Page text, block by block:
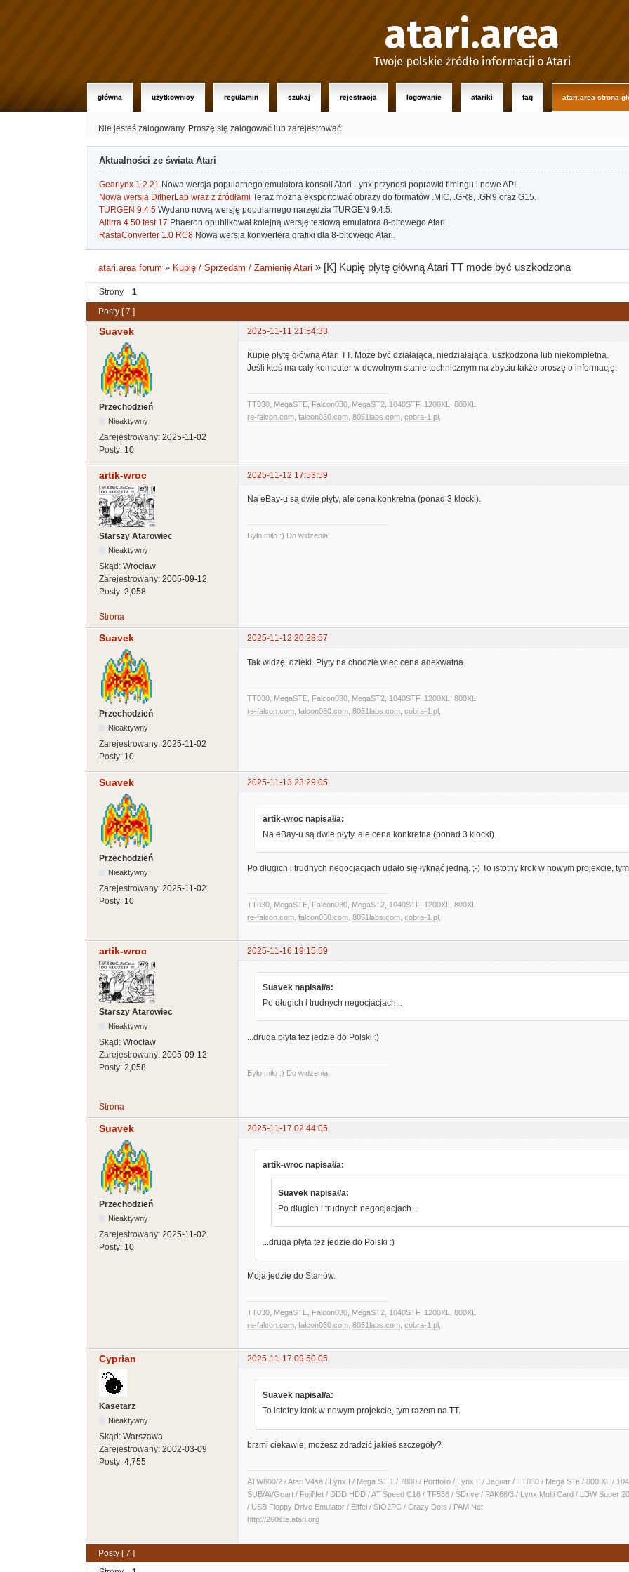
atari.area
Twoje polskie źródło informacji o Atari
główna użytkownicy regulamin szukaj rejestracja logowanie atariki faq atari.area strona
Nie jesteś zalogowany. Proszę się zalogować lub zarejestrować.
Aktualności ze świata Atari
Gearlynx 1.2.21 Nowa wersja popularnego emulatora konsoli Atari Lynx przynosi poprawki timingu i nowe API.
Nowa wersja DitherLab wraz z źródłami Teraz można eksportować obrazy do formatów .MIC, .GR8, .GR9 oraz G15.
TURGEN 9.4.5 Wydano nową wersję popularnego narzędzia TURGEN 9.4.5.
Altirra 4.50 test 17 Phaeron opublikował kolejną wersję testową emulatora 8-bitowego Atari.
RastaConverter 1.0 RC8 Nowa wersja konwertera grafiki dla 8-bitowego Atari.
atari.area forum » Kupię / Sprzedam / Zamienię Atari » [K] Kupię płytę główną Atari TT mode być uszkodzona
Strony
1
Posty [ 7 ]
Suavek 2025-11-11 21:54:33
Przechodzień
Nieaktywny
Zarejestrowany: 2025-11-02
Posty: 10
Kupię płytę główną Atari TT. Może być działająca, niedziałająca, uszkodzona lub niekompletna.
Jeśli ktoś ma cały komputer w dowolnym stanie technicznym na zbyciu także proszę o informację.
TT030, MegaSTE, Falcon030, MegaST2, 1040STF, 1200XL, 800XL
re-falcon.com falcon030.com 8051labs.com cobra-1.pl
artik-wroc 2025-11-12 17:53:59
Starszy Atarowiec
Nieaktywny
Skąd: Wrocław
Zarejestrowany: 2005-09-12
Posty: 2,058
Na eBay-u są dwie płyty, ale cena konkretna (ponad 3 klocki).
Było miło :) Do widzenia.
Strona
Suavek 2025-11-12 20:28:57
Przechodzień
Nieaktywny
Zarejestrowany: 2025-11-02
Posty: 10
Tak widzę, dzięki. Płyty na chodzie wiec cena adekwatna.
TT030, MegaSTE, Falcon030, MegaST2, 1040STF, 1200XL, 800XL
re-falcon.com falcon030.com 8051labs.com cobra-1.pl
Suavek 2025-11-13 23:29:05
Przechodzień
Nieaktywny
Zarejestrowany: 2025-11-02
Posty: 10
artik-wroc napisał/a:
Na eBay-u są dwie płyty, ale cena konkretna (ponad 3 klocki).
Po długich i trudnych negocjacjach udało się łyknąć jedną. ;-) To istotny krok w nowym projekcie,
TT030, MegaSTE, Falcon030, MegaST2, 1040STF, 1200XL, 800XL
re-falcon.com falcon030.com 8051labs.com cobra-1.pl
artik-wroc 2025-11-16 19:15:59
Starszy Atarowiec
Nieaktywny
Skąd: Wrocław
Zarejestrowany: 2005-09-12
Posty: 2,058
Suavek napisał/a:
Po długich i trudnych negocjacjach...
...druga płyta też jedzie do Polski :)
Było miło :) Do widzenia.
Strona
Suavek 2025-11-17 02:44:05
Przechodzień
Nieaktywny
Zarejestrowany: 2025-11-02
Posty: 10
artik-wroc napisał/a:
Suavek napisał/a:
Po długich i trudnych negocjacjach...
...druga płyta też jedzie do Polski :)
Moja jedzie do Stanów.
TT030, MegaSTE, Falcon030, MegaST2, 1040STF, 1200XL, 800XL
re-falcon.com falcon030.com 8051labs.com cobra-1.pl
Cyprian 2025-11-17 09:50:05
Kasetarz
Nieaktywny
Skąd: Warszawa
Zarejestrowany: 2002-03-09
Posty: 4,755
Suavek napisał/a:
To istotny krok w nowym projekcie, tym razem na TT.
brzmi ciekawie, możesz zdradzić jakieś szczegóły?
ATW800/2 / Atari V4sa / Lynx I / Mega ST 1 / 7800 / Portfolio / Lynx II / Jaguar / TT030 / Mega STe / 800 XL /
SUB/AVGcart / FujiNet / DDD HDD / AT Speed C16 / TF536 / SDrive / PAK68/3 / Lynx Multi Card / LDW Super
/ USB Floppy Drive Emulator / Eiffel / SIO2PC / Crazy Dots / PAM Net
http://260ste.atari.org
Posty [ 7 ]